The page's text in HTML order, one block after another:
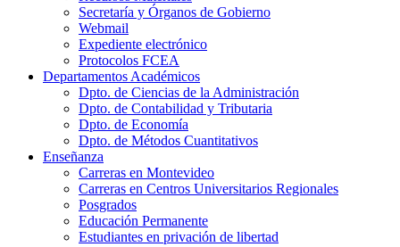
Secretaría y Órganos de Gobierno
Webmail
Expediente electrónico
Protocolos FCEA
Departamentos Académicos
Dpto. de Ciencias de la Administración
Dpto. de Contabilidad y Tributaria
Dpto. de Economía
Dpto. de Métodos Cuantitativos
Enseñanza
Carreras en Montevideo
Carreras en Centros Universitarios Regionales
Posgrados
Educación Permanente
Estudiantes en privación de libertad